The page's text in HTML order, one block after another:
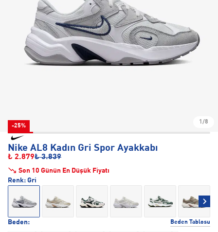
-25%
1/8
Nike AL8 Kadın Gri Spor Ayakkabı
₺ 2.879₺ 3.839
Son 10 Günün En Düşük Fiyatı
Beden: Beden Tablosu
Renk: Gri